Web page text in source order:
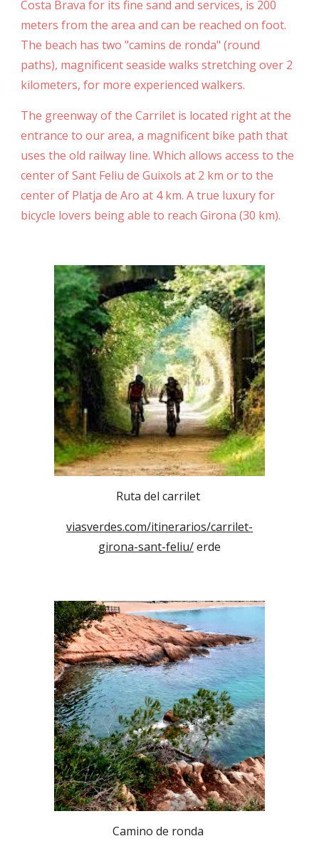
Costa Brava for its fine sand and services, is 200
meters from the area and can be reached on foot.
The beach has two "camins de ronda" (round
paths), magnificent seaside walks stretching over 2
kilometers, for more experienced walkers.
The greenway of the Carrilet is located right at the
entrance to our area, a magnificent bike path that
uses the old railway line. Which allows access to the
center of Sant Feliu de Guixols at 2 km or to the
center of Platja de Aro at 4 km. A true luxury for
bicycle lovers being able to reach Girona (30 km).
Ruta del carrilet
viasverdes.com/itinerarios/carrilet-
girona-sant-feliu/erde
Camino de ronda